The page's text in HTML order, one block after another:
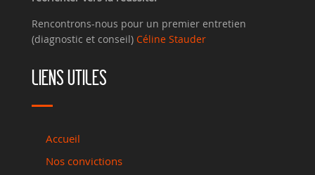
Rencontrons-nous pour un premier entretien
(diagnostic et conseil) Céline Stauder
LIENS UTILES
Accueil
Nos convictions